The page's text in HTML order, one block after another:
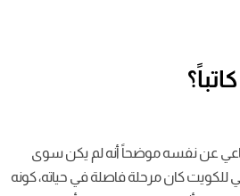
عن نفسه موضحاً أنه لم يكن سوى
للكويت كان مرحلة فاصلة في حياته، كونه